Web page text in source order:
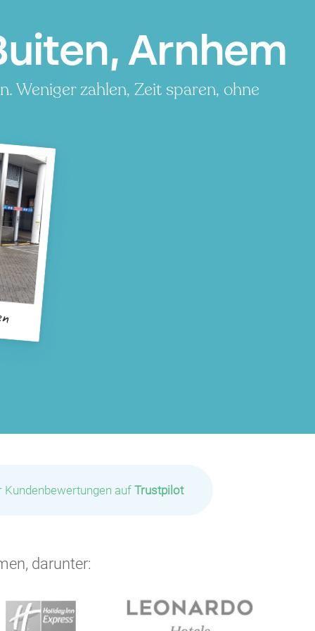
Arnhem
Weniger zahlen, Zeit sparen, ohne
Kundenbewertungen aufTrustpilot
darunter: